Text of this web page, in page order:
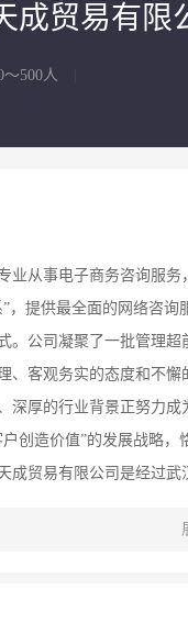
成贸易有限
～500人
业从事电子商务咨询服
，提供最全面的网络咨
。公司凝聚了一批管理
、客观务实的态度和不
深厚的行业背景正努力
创造价值”的发展战略
成贸易有限公司是经过